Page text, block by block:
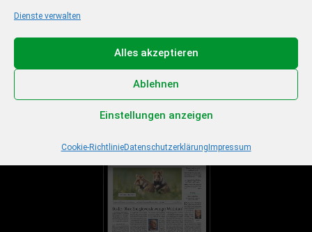
Dienste verwalten
Alles akzeptieren
Ablehnen
Einstellungen anzeigen
Cookie-RichtlinieDatenschutzerklärungImpressum
Ihr Sommer – Ihr Abo –
Ihr Gewinn
Jetzt zum Sonderpreis lesen und eine 3-tägige
Sommerreise gewinnen!
Zum Deal